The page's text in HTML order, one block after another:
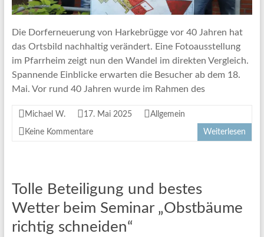
Die Dorferneuerung von Harkebrügge vor 40 Jahren hat
das Ortsbild nachhaltig verändert. Eine Fotoausstellung
im Pfarrheim zeigt nun den Wandel im direkten Vergleich.
Spannende Einblicke erwarten die Besucher ab dem 18.
Mai. Vor rund 40 Jahren wurde im Rahmen des
Michael W. 17. Mai 2025 Allgemein
Keine Kommentare Weiterlesen
Tolle Beteiligung und bestes
Wetter beim Seminar „Obstbäume
richtig schneiden“